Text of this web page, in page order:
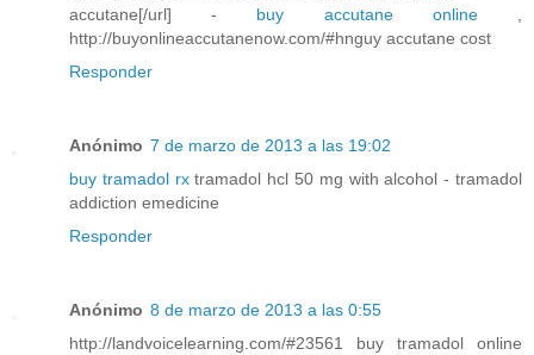
accutane[/url] - buy accutane online,
http://buyonlineaccutanenow.com/#hnguy accutane cost
Responder
Anónimo 7 de marzo de 2013 a las 19:02
buy tramadol rxtramadol hcl 50 mg with alcohol - tramadol
addiction emedicine
Responder
Anónimo 8 de marzo de 2013 a las 0:55
http://landvoicelearning.com/#23561 buy tramadol online